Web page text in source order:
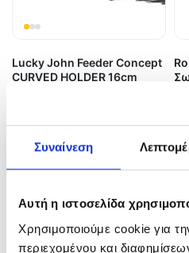
Συναίνεση
Αυτή η ιστοσελίδα
Χρησιμοποιούμε cookie για
περιεχομένου και
Lucky John Feeder Concept
CURVED HOLDER 16cm
In Stock